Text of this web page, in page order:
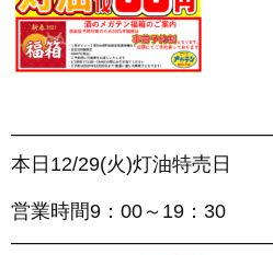
本日12/29(火)灯油特売日
営業時間9：00～19：30